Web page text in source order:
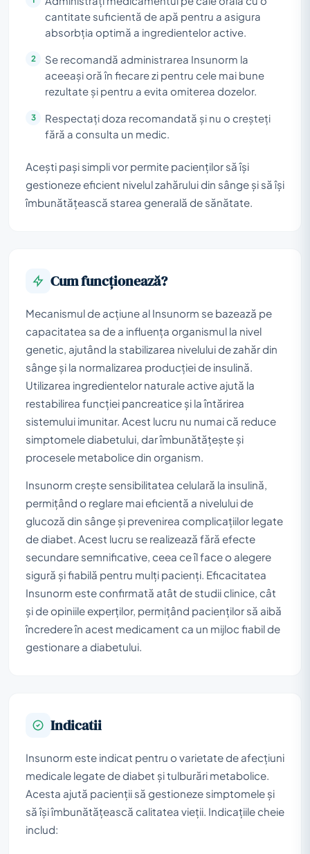
cantitate suficientă de apă pentru a asigura
absorbția optimă a ingredientelor active.
Se recomandă administrarea Insunorm la
aceeași oră în fiecare zi pentru cele mai bune
rezultate și pentru a evita omiterea dozelor.
Respectați doza recomandată și nu o creșteți
fără a consulta un medic.
Acești pași simpli vor permite pacienților să își
gestioneze eficient nivelul zahărului din sânge și să își
îmbunătățească starea generală de sănătate.
Cum funcționează?
Mecanismul de acțiune al Insunorm se bazează pe
capacitatea sa de a influența organismul la nivel
genetic, ajutând la stabilizarea nivelului de zahăr din
sânge și la normalizarea producției de insulină.
Utilizarea ingredientelor naturale active ajută la
restabilirea funcției pancreatice și la întărirea
sistemului imunitar. Acest lucru nu numai că reduce
simptomele diabetului, dar îmbunătățește și
procesele metabolice din organism.
Insunorm crește sensibilitatea celulară la insulină,
permițând o reglare mai eficientă a nivelului de
glucoză din sânge și prevenirea complicațiilor legate
de diabet. Acest lucru se realizează fără efecte
secundare semnificative, ceea ce îl face o alegere
sigură și fiabilă pentru mulți pacienți. Eficacitatea
Insunorm este confirmată atât de studii clinice, cât
și de opiniile experților, permițând pacienților să aibă
încredere în acest medicament ca un mijloc fiabil de
gestionare a diabetului.
Indicatii
Insunorm este indicat pentru o varietate de afecțiuni
medicale legate de diabet și tulburări metabolice.
Acesta ajută pacienții să gestioneze simptomele și
să își îmbunătățească calitatea vieții. Indicațiile cheie
includ: